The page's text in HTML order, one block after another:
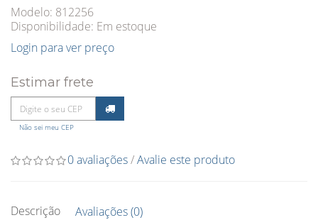
Modelo: 812256
Disponibilidade: Em estoque
Login para ver preço
Estimar frete
Não sei meu CEP
0 avaliações/Avalie este produto
Descrição Avaliações (0)